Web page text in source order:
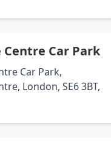
Car Park
Car Park,
London, SE6 3BT,